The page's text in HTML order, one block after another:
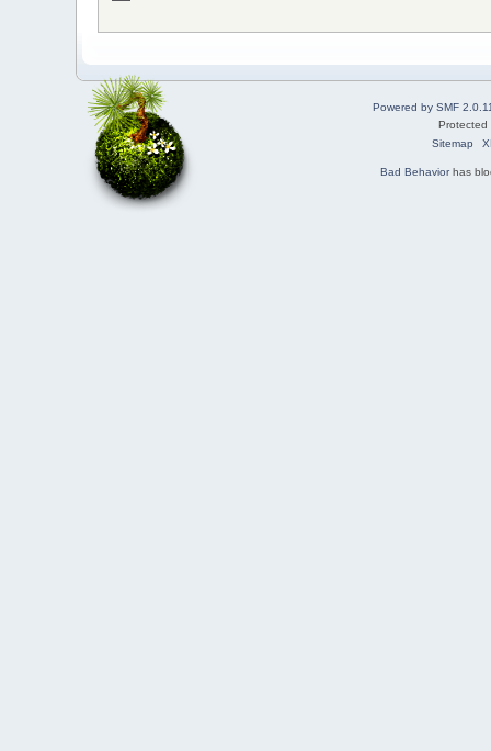
Powered by SMF
Sitemap
Bad Behaviorhas